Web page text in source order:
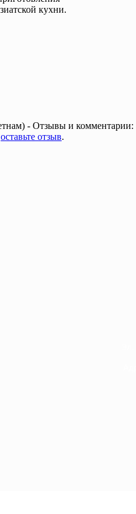
кухни.
- Отзывы и комментарии:
оставьте отзыв.